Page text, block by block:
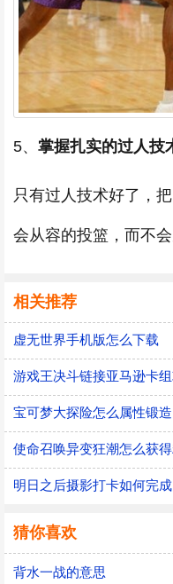
5、 掌握扎实的过人技
只有过人技术好了，
会从容的投篮，而不
相关推荐
虚无世界手机版怎么下载
游戏王决斗链接亚马逊卡
宝可梦大探险怎么属性锻造
使命召唤异变狂潮怎么获
明日之后摄影打卡如何完成
猜你喜欢
背水一战的意思